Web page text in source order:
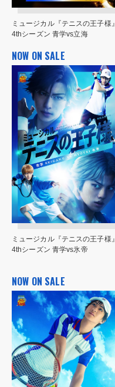
ミュージカル『テニスの王子様』
4thシーズン 青学vs立海
NOW ON SALE
ミュージカル『テニスの王子様』
4thシーズン 青学vs氷帝
NOW ON SALE